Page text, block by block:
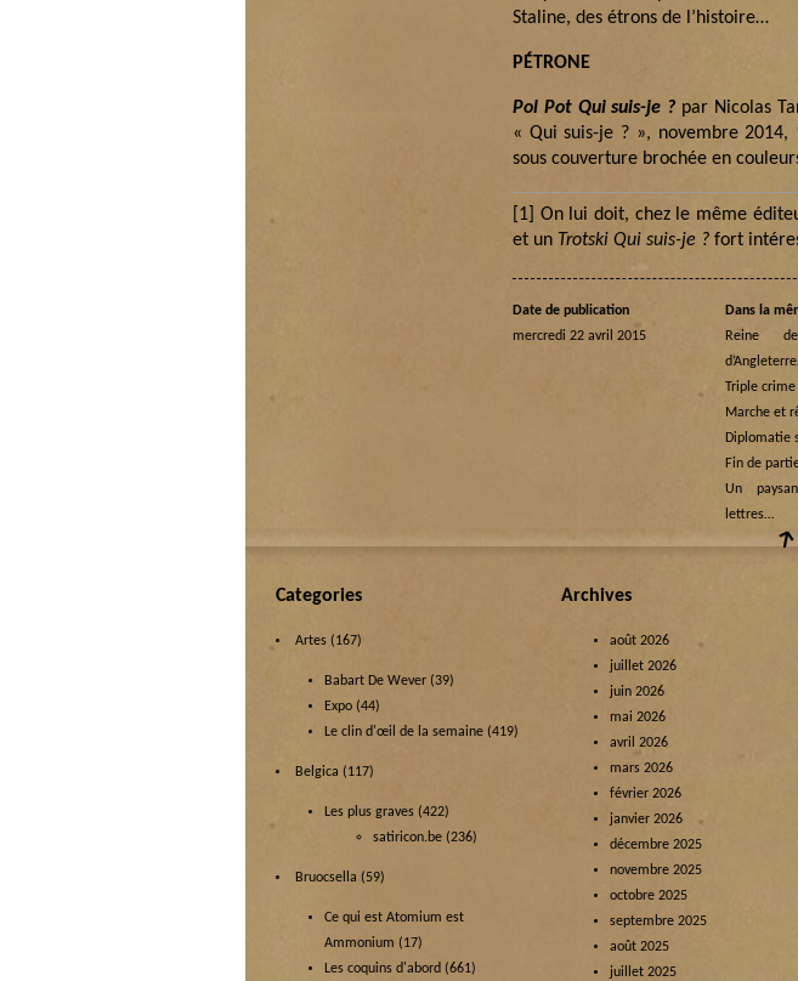
Staline, des étrons de l’histoire…
PÉTRONE
Pol Pot Qui suis-je ? par Nicolas
« Qui suis-je ? », novembre
sous couverture brochée en
[1] On lui doit, chez le même
et un Trotski Qui suis-je ? fort
Date de publication
mercredi 22 avril 2015
Dans la
Reine
Triple crime
Marche et
Diplomatie
Fin de
Un
lettres…
Categories
Artes (167)
Babart De Wever (39)
Expo (44)
Le clin d'œil de la semaine (419)
Belgica (117)
Les plus graves (422)
satiricon.be (236)
Bruocsella (59)
Ce qui est Atomium est
Ammonium (17)
Les coquins d'abord (661)
Archives
août 2026
juillet 2026
juin 2026
mai 2026
avril 2026
mars 2026
février 2026
janvier 2026
décembre 2025
novembre 2025
octobre 2025
septembre 2025
août 2025
juillet 2025